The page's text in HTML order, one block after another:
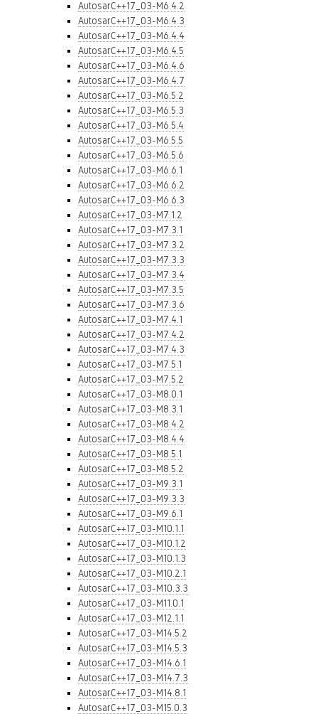
AutosarC++17_03-M6.4.2
AutosarC++17_03-M6.4.3
AutosarC++17_03-M6.4.4
AutosarC++17_03-M6.4.5
AutosarC++17_03-M6.4.6
AutosarC++17_03-M6.4.7
AutosarC++17_03-M6.5.2
AutosarC++17_03-M6.5.3
AutosarC++17_03-M6.5.4
AutosarC++17_03-M6.5.5
AutosarC++17_03-M6.5.6
AutosarC++17_03-M6.6.1
AutosarC++17_03-M6.6.2
AutosarC++17_03-M6.6.3
AutosarC++17_03-M7.1.2
AutosarC++17_03-M7.3.1
AutosarC++17_03-M7.3.2
AutosarC++17_03-M7.3.3
AutosarC++17_03-M7.3.4
AutosarC++17_03-M7.3.5
AutosarC++17_03-M7.3.6
AutosarC++17_03-M7.4.1
AutosarC++17_03-M7.4.2
AutosarC++17_03-M7.4.3
AutosarC++17_03-M7.5.1
AutosarC++17_03-M7.5.2
AutosarC++17_03-M8.0.1
AutosarC++17_03-M8.3.1
AutosarC++17_03-M8.4.2
AutosarC++17_03-M8.4.4
AutosarC++17_03-M8.5.1
AutosarC++17_03-M8.5.2
AutosarC++17_03-M9.3.1
AutosarC++17_03-M9.3.3
AutosarC++17_03-M9.6.1
AutosarC++17_03-M10.1.1
AutosarC++17_03-M10.1.2
AutosarC++17_03-M10.1.3
AutosarC++17_03-M10.2.1
AutosarC++17_03-M10.3.3
AutosarC++17_03-M11.0.1
AutosarC++17_03-M12.1.1
AutosarC++17_03-M14.5.2
AutosarC++17_03-M14.5.3
AutosarC++17_03-M14.6.1
AutosarC++17_03-M14.7.3
AutosarC++17_03-M14.8.1
AutosarC++17_03-M15.0.3